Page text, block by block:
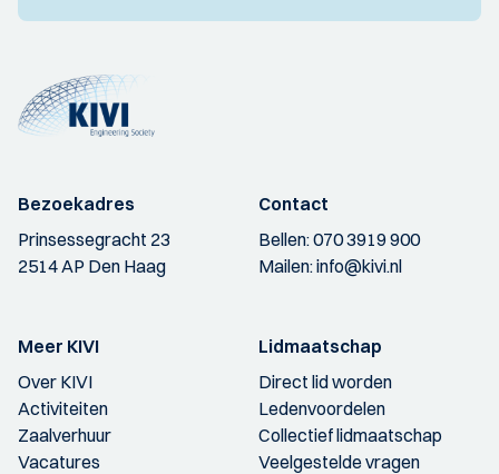
Bezoekadres
Prinsessegracht 23
2514 AP Den Haag
Contact
Bellen:070 3919 900
Mailen:info@kivi.nl
Meer KIVI
Over KIVI
Activiteiten
Zaalverhuur
Vacatures
Lidmaatschap
Direct lid worden
Ledenvoordelen
Collectief lidmaatschap
Veelgestelde vragen